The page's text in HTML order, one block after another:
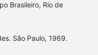
Brasileiro, Rio de
São Paulo, 1969.